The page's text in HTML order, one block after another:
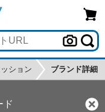
ション ブランド詳細
ド